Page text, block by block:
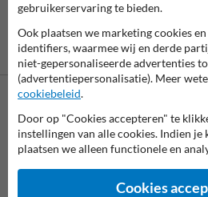
Neem contact met ons op
Wij zijn op werkdagen (van 8.00 tot
7920070.
Vragen? Stuur een e-mail naar
formulier in en we reageren zo
gebruikerservaring te bieden.
Ook plaatsen we marketing cookies
identifiers, waarmee wij en derde
niet-gepersonaliseerde advertenties
(advertentiepersonalisatie). Meer
cookiebeleid.
Door op "Cookies accepteren" te
instellingen van alle cookies. Indien je
plaatsen we alleen functionele en
Cookies